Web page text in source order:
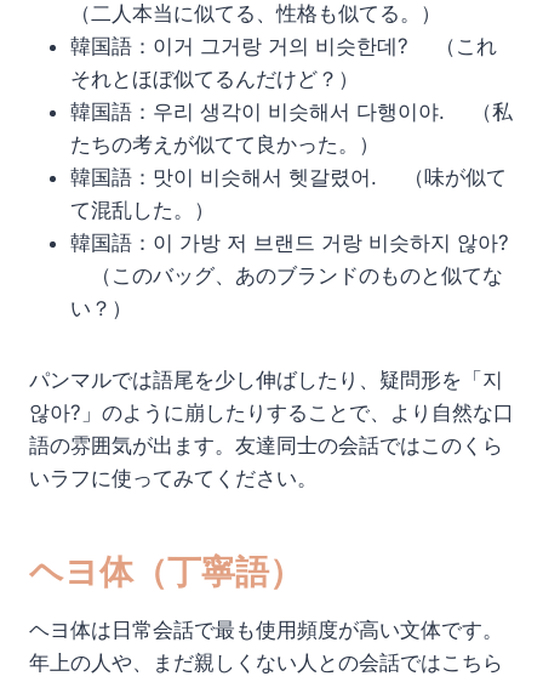
（二人本当に似てる、性格も似てる。）
韓国語：이거 그거랑 거의 비슷한데? （これ
それとほぼ似てるんだけど？）
韓国語：우리 생각이 비슷해서 다행이야. （私
たちの考えが似てて良かった。）
韓国語：맛이 비슷해서 헷갈렸어. （味が似て
て混乱した。）
韓国語：이 가방 저 브랜드 거랑 비슷하지 않아?
（このバッグ、あのブランドのものと似てな
い？）
パンマルでは語尾を少し伸ばしたり、疑問形を「지
않아?」のように崩したりすることで、より自然な口
語の雰囲気が出ます。友達同士の会話ではこのくら
いラフに使ってみてください。
ヘヨ体（丁寧語）
ヘヨ体は日常会話で最も使用頻度が高い文体です。
年上の人や、まだ親しくない人との会話ではこちら